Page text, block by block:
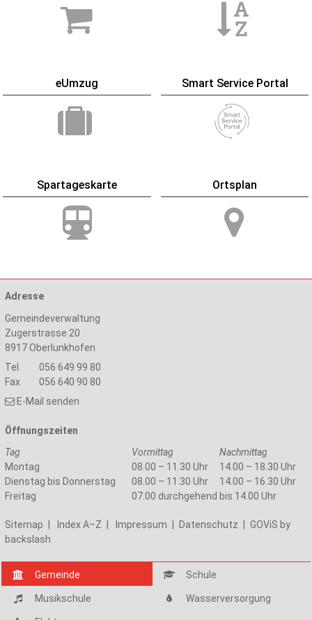
eUmzug Smart Service Portal
Spartageskarte Ortsplan
Adresse
Gemeindeverwaltung
Zugerstrasse 20
8917 Oberlunkhofen
Tel.
056 649 99 80
Fax
056 640 90 80
E-Mail senden
Öffnungszeiten
Tag
Vormittag
Nachmittag
Montag
08.00 – 11.30 Uhr
14.00 – 18.30 Uhr
Dienstag bis Donnerstag
08.00 – 11.30 Uhr
14.00 – 16.30 Uhr
Freitag
07.00 durchgehend bis 14.00 Uhr
Sitemap Index A–Z Impressum Datenschutz GOViS by
backslash
Gemeinde Schule
Musikschule Wasserversorgung